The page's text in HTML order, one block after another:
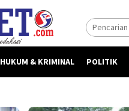
HUKUM & KRIMINAL POLITIK